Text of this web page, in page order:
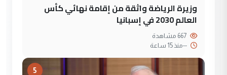
وزيرة الرياضة واثقة من إقامة نهائي كأس
العالم 2030 في إسبانيا
--منذ 15 ساعة
5